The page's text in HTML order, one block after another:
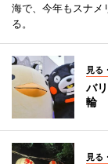
海で、今年もスナメ
る。
見る
バ
輪
見る